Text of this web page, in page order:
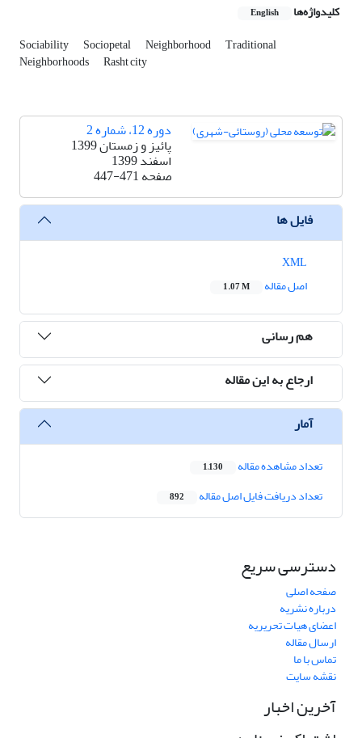
کلیدواژه‌ها English
Sociability Sociopetal Neighborhood Traditional
Neighborhoods Rasht city
دوره 12، شماره 2
پائیز و زمستان 1399
اسفند 1399
صفحه447-471
فایل ها
اصل مقاله
1.07 M
هم رسانی
ارجاع به این مقاله
آمار
تعداد مشاهده مقاله 1,130
تعداد دریافت فایل اصل مقاله 892
دسترسی سریع
صفحه اصلی
درباره نشریه
اعضای هیات تحریریه
ارسال مقاله
تماس با ما
نقشه سایت
آخرین اخبار